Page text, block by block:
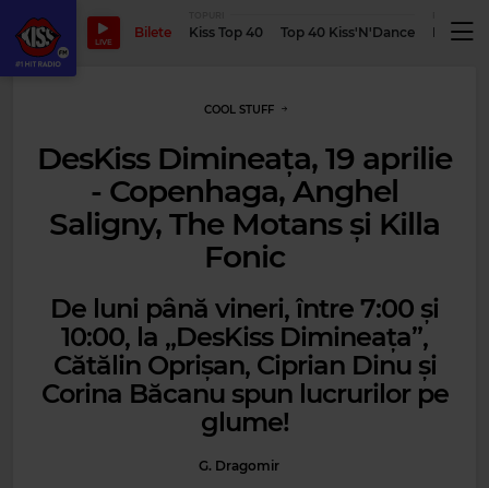
LIVE
Bilete Kiss Top 40 Top 40 Kiss'N'Dance
COOL STUFF
DesKiss Dimineața, 19 aprilie
- Copenhaga, Anghel
Saligny, The Motans și Killa
Fonic
De luni până vineri, între 7:00 și
10:00, la „DesKiss Dimineața”,
Cătălin Oprișan, Ciprian Dinu și
Corina Băcanu spun lucrurilor pe
glume!
G. Dragomir